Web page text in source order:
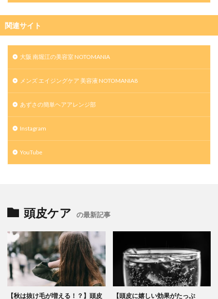
関連サイト
大阪 南堀江の美容室 NOTOMANIA
メンズ エイジングケア 美容液 NOTOMANIA8
あずさの簡単ヘアアレンジ部
Instagram
YouTube
頭皮ケア の最新記事
【秋は抜け毛が増える！？】頭皮
【頭皮に嬉しい効果がたっぷ